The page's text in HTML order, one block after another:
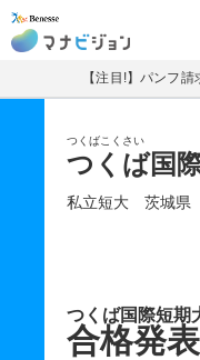
マナビジ
【注目!】パンフ
つくばこくさい
つくば国
私立短大 茨城県
つくば国際短期
合格発